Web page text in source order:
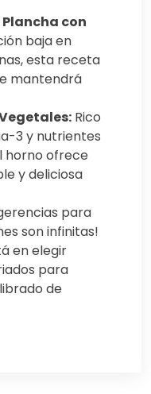
con
baja en
esta receta
mantendrá
Rico
3 y nutrientes
horno ofrece
y deliciosa
para
son infinitas!
en elegir
para
de